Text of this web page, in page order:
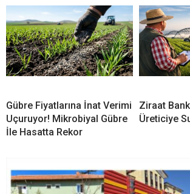
Gübre Fiyatlarına İnat Verimi
Uçuruyor! Mikrobiyal Gübre
İle Hasatta Rekor
Ziraat
Üreticiye